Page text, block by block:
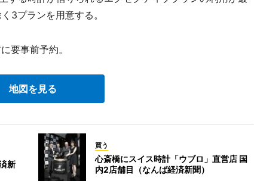
3プランを用意する。
要事前予約。
地図を見る
新
買う
心斎橋にスイス時計「ウブロ」直営店 国
内2店舗目（なんば経済新聞）